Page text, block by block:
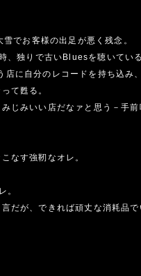
でお客様の出足が悪く残念。
、独りで古いBluesを聴いてい
に自分のレコードを持ち込
て甦る。
じみいい店だなァと思う－手
なす強靭なオレ。
。
だが、できれば頑丈な消耗品